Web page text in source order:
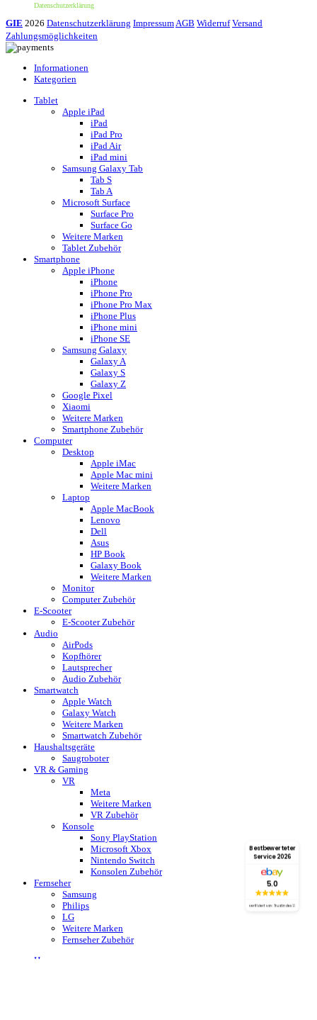
Datenschutzerklärung
GIE 2026 Datenschutzerklärung Impressum AGB Widerruf Versand
Zahlungsmöglichkeiten
Bestbewerteter
Service 2026
5.0
verifiziert von: Trustindex
Informationen
Kategorien
Tablet
Apple iPad
iPad
iPad Pro
iPad Air
iPad mini
Samsung Galaxy Tab
Tab S
Tab A
Microsoft Surface
Surface Pro
Surface Go
Weitere Marken
Tablet Zubehör
Smartphone
Apple iPhone
iPhone
iPhone Pro
iPhone Pro Max
iPhone Plus
iPhone mini
iPhone SE
Samsung Galaxy
Galaxy A
Galaxy S
Galaxy Z
Google Pixel
Xiaomi
Weitere Marken
Smartphone Zubehör
Computer
Desktop
Apple iMac
Apple Mac mini
Weitere Marken
Laptop
Apple MacBook
Lenovo
Dell
Asus
HP Book
Galaxy Book
Weitere Marken
Monitor
Computer Zubehör
E-Scooter
E-Scooter Zubehör
Audio
AirPods
Kopfhörer
Lautsprecher
Audio Zubehör
Smartwatch
Apple Watch
Galaxy Watch
Weitere Marken
Smartwatch Zubehör
Haushaltsgeräte
Saugroboter
VR & Gaming
VR
Meta
Weitere Marken
VR Zubehör
Konsole
Sony PlayStation
Microsoft Xbox
Nintendo Switch
Konsolen Zubehör
Fernseher
Samsung
Philips
LG
Weitere Marken
Fernseher Zubehör
Home